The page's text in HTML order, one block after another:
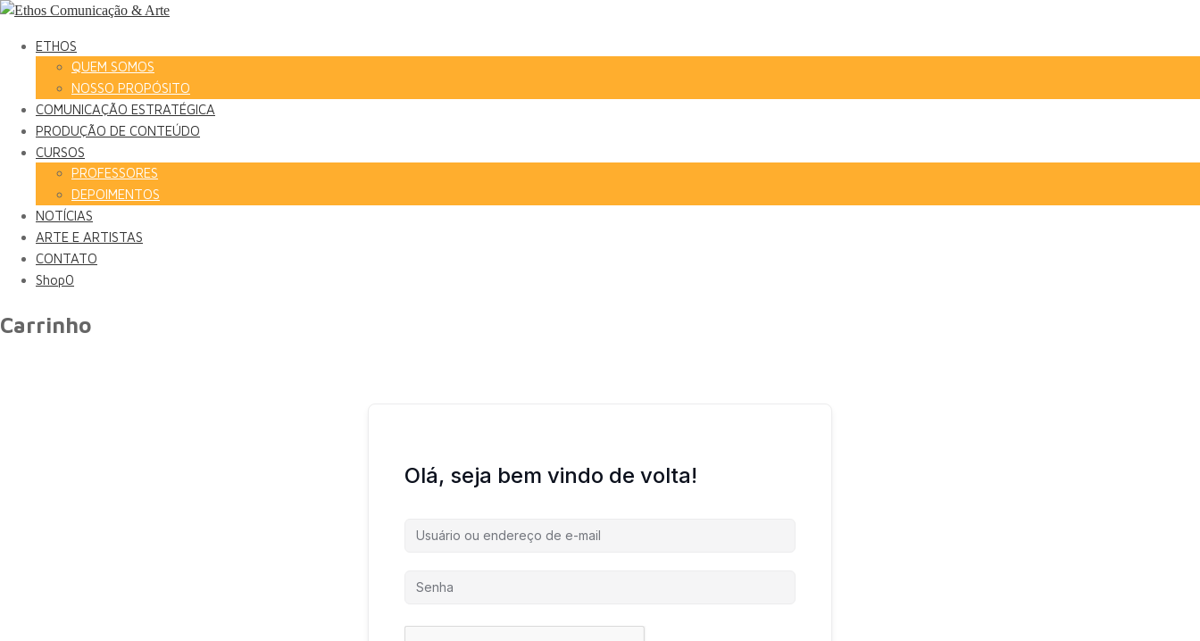
ETHOS
QUEM SOMOS
NOSSO PROPÓSITO
COMUNICAÇÃO ESTRATÉGICA
PRODUÇÃO DE CONTEÚDO
CURSOS
PROFESSORES
DEPOIMENTOS
NOTÍCIAS
ARTE E ARTISTAS
CONTATO
Shop0
Carrinho
Olá, seja bem vindo de volta!